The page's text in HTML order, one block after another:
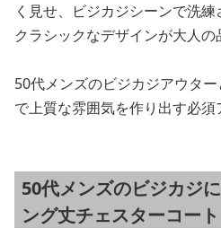
く見せ、ビジカジシーンで洗練
クラシックなデザインが大人の
50代メンズのビジカジアウタ
で上質な雰囲気を作り出す必須
50代メンズのビジカジ
ング丈チェスターコート